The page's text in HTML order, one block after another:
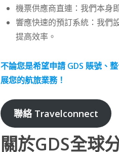
機票供應商直連：我們本身
響應快速的預訂系統：我們
提高效率。
不論您是希望申請 GDS 賬號、
展您的航旅業務！
聯絡 Travelconnect
關於GDS全球